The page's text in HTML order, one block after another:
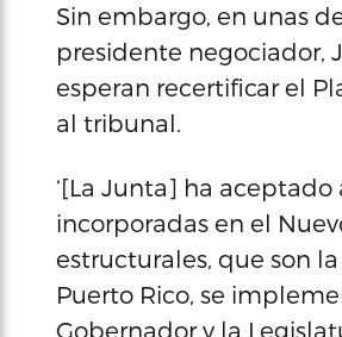
Sin embargo, en unas
presidente negociador,
esperan recertificar el
al tribunal.
‘[La Junta] ha
incorporadas en el
estructurales, que son
Puerto Rico, se
Gobernador y la